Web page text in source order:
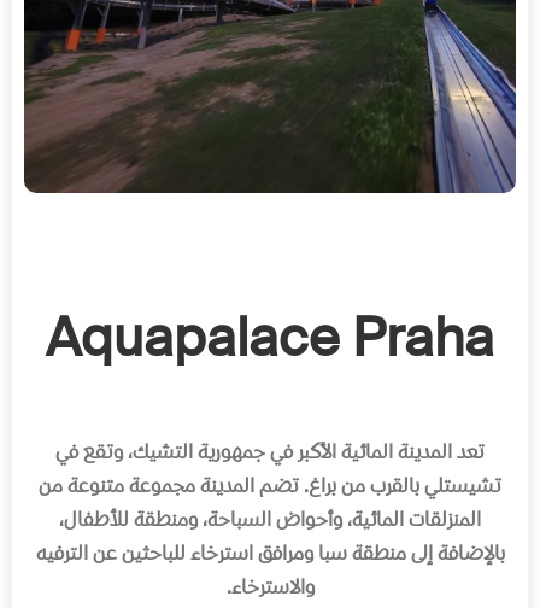
Aquapalace Praha
تعد المدينة المائية الأكبر في جمهورية التشيك، وتقع في
تشيستلي بالقرب من براغ.تضم المدينة مجموعة متنوعة من
المنزلقات المائية، وأحواض السباحة، ومنطقة للأطفال،
بالإضافة إلى منطقة سبا ومرافق استرخاء للباحثين عن الترفيه
والاسترخاء.